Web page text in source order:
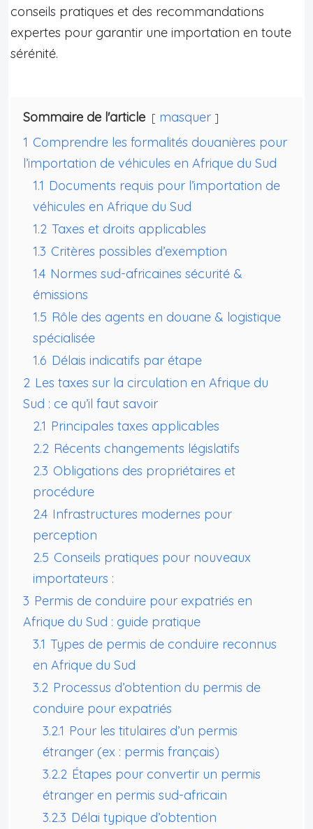
conseils pratiques et des recommandations
expertes pour garantir une importation en toute
sérénité.
Sommaire de l'article
masquer
1 Comprendre les formalités douanières pour
l’importation de véhicules en Afrique du Sud
1.1 Documents requis pour l’importation de
véhicules en Afrique du Sud
1.2 Taxes et droits applicables
1.3 Critères possibles d’exemption
1.4 Normes sud-africaines sécurité &
émissions
1.5 Rôle des agents en douane & logistique
spécialisée
1.6 Délais indicatifs par étape
2 Les taxes sur la circulation en Afrique du
Sud : ce qu’il faut savoir
2.1 Principales taxes applicables
2.2 Récents changements législatifs
2.3 Obligations des propriétaires et
procédure
2.4 Infrastructures modernes pour
perception
2.5 Conseils pratiques pour nouveaux
importateurs :
3 Permis de conduire pour expatriés en
Afrique du Sud : guide pratique
3.1 Types de permis de conduire reconnus
en Afrique du Sud
3.2 Processus d’obtention du permis de
conduire pour expatriés
3.2.1 Pour les titulaires d’un permis
étranger (ex : permis français)
3.2.2 Étapes pour convertir un permis
étranger en permis sud-africain
3.2.3 Délai typique d’obtention